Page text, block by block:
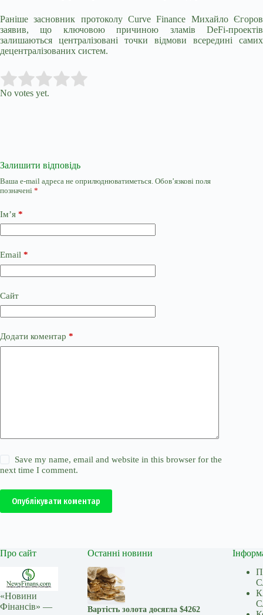
Раніше засновник протоколу Curve Finance Михайло Єгоров
заявив, що ключовою причиною зламів DeFi-проектів
залишаються централізовані точки відмови всередині самих
децентралізованих систем.
Rate this item:
No votes yet.
Залишити відповідь
Ваша e-mail адреса не оприлюднюватиметься. Обов’язкові поля
позначені *
Ім’я *
Email *
Сайт
Додати коментар *
Save my name, email and website in this browser for the
next time I comment.
Опублікувати коментар
Про сайт
«Новини
Фінансів» —
Останні новини
Вартість золота досягла $4262